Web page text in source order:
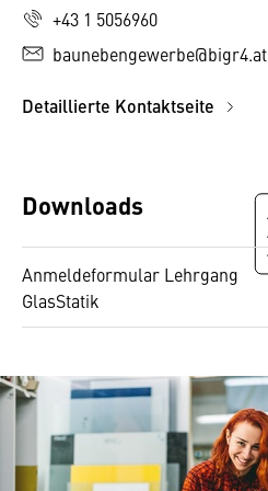
+43 1 5056960
baunebengewerbe@bigr4.at
Detaillierte Kontaktseite
Downloads
Anmeldeformular Lehrgang
GlasStatik